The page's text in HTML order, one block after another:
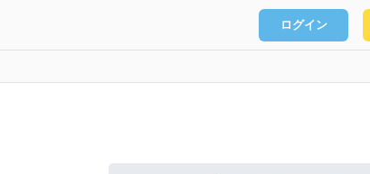
ログイン